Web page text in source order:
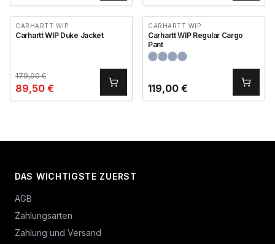
CARHARTT WIP
Carhartt WIP Duke Jacket
179,00€
89,50 €
CARHARTT WIP
Carhartt WIP Regular Cargo
Pant
119,00 €
DAS WICHTIGSTE ZUERST
AGB
Zahlungsarten
Zahlung und Versand